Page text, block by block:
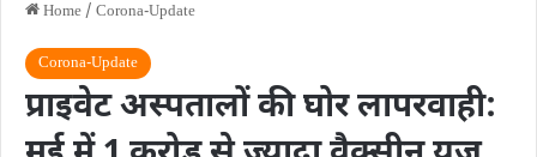
Home / Corona-Update
Corona-Update
प्राइवेट अस्पतालों की घोर लापरवाही: